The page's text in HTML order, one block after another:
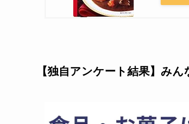
【独自アンケート結果】み